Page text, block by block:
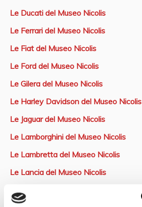
Le Ducati del Museo Nicolis
Le Ferrari del Museo Nicolis
Le Fiat del Museo Nicolis
Le Ford del Museo Nicolis
Le Gilera del Museo Nicolis
Le Harley Davidson del Museo Nicolis
Le Jaguar del Museo Nicolis
Le Lamborghini del Museo Nicolis
Le Lambretta del Museo Nicolis
Le Lancia del Museo Nicolis
Le Macchine Fotografiche